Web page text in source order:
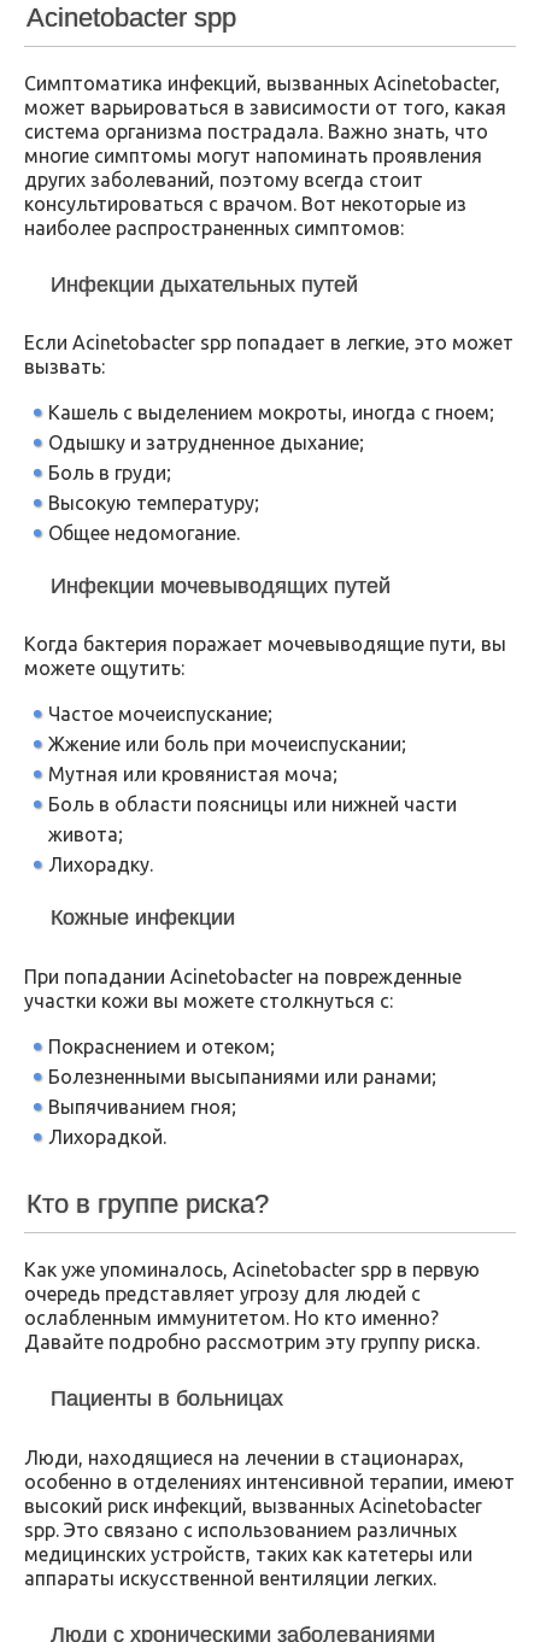
Acinetobacter spp
Симптоматика инфекций, вызванных Acinetobacter,
может варьироваться в зависимости от того, какая
система организма пострадала. Важно знать, что
многие симптомы могут напоминать проявления
других заболеваний, поэтому всегда стоит
консультироваться с врачом. Вот некоторые из
наиболее распространенных симптомов:
Инфекции дыхательных путей
Если Acinetobacter spp попадает в легкие, это может
вызвать:
Кашель с выделением мокроты, иногда с гноем;
Одышку и затрудненное дыхание;
Боль в груди;
Высокую температуру;
Общее недомогание.
Инфекции мочевыводящих путей
Когда бактерия поражает мочевыводящие пути, вы
можете ощутить:
Частое мочеиспускание;
Жжение или боль при мочеиспускании;
Мутная или кровянистая моча;
Боль в области поясницы или нижней части
живота;
Лихорадку.
Кожные инфекции
При попадании Acinetobacter на поврежденные
участки кожи вы можете столкнуться с:
Покраснением и отеком;
Болезненными высыпаниями или ранами;
Выпячиванием гноя;
Лихорадкой.
Кто в группе риска?
Как уже упоминалось, Acinetobacter spp в первую
очередь представляет угрозу для людей с
ослабленным иммунитетом. Но кто именно?
Давайте подробно рассмотрим эту группу риска.
Пациенты в больницах
Люди, находящиеся на лечении в стационарах,
особенно в отделениях интенсивной терапии, имеют
высокий риск инфекций, вызванных Acinetobacter
spp. Это связано с использованием различных
медицинских устройств, таких как катетеры или
аппараты искусственной вентиляции легких.
Люди с хроническими заболеваниями